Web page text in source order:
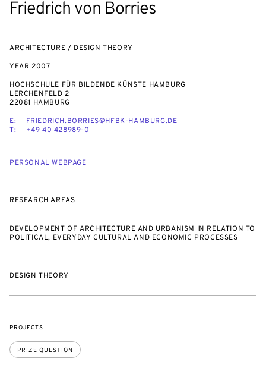
Friedrich von Borries
ARCHITECTURE / DESIGN THEORY
YEAR 2007
HOCHSCHULE FÜR BILDENDE KÜNSTE HAMBURG
LERCHENFELD 2
22081 HAMBURG
E:
FRIEDRICH.BORRIES@HFBK-HAMBURG.DE
T:
+49 40 428989-0
PERSONAL WEBPAGE
RESEARCH AREAS
DEVELOPMENT OF ARCHITECTURE AND URBANISM IN RELATION TO
POLITICAL, EVERYDAY CULTURAL AND ECONOMIC PROCESSES
DESIGN THEORY
PROJECTS
PRIZE QUESTION